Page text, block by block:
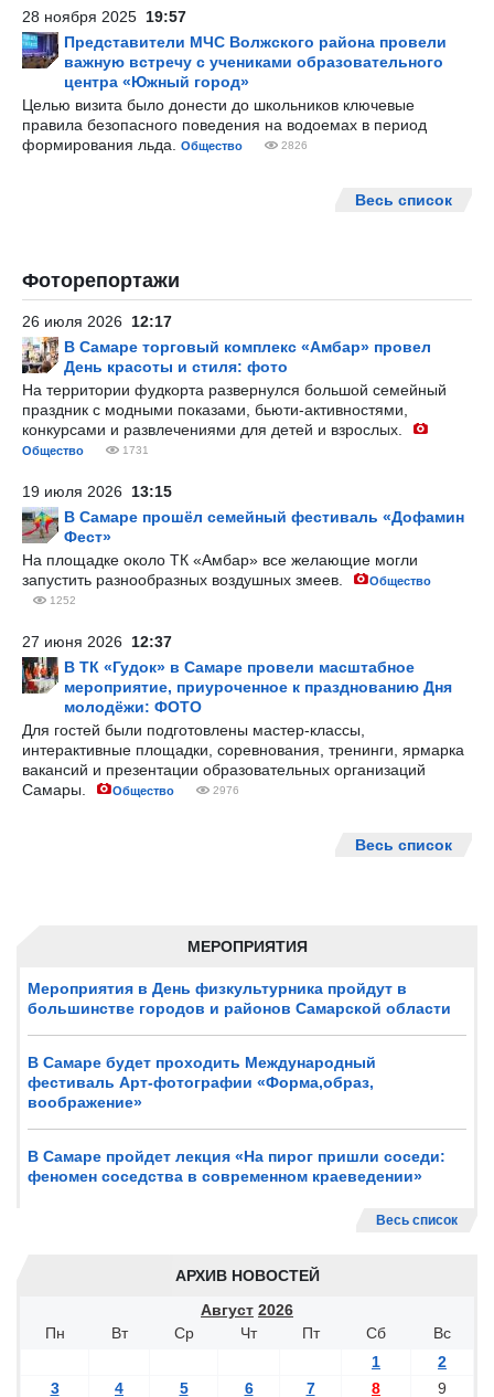
МЕРОПРИЯТИЯ
Мероприятия в День физкультурника пройдут в
большинстве городов и районов Самарской области
В Самаре будет проходить Международный
фестиваль Арт-фотографии «Форма,образ,
воображение»
В Самаре пройдет лекция «На пирог пришли соседи:
феномен соседства в современном краеведении»
Весь список
АРХИВ НОВОСТЕЙ
Август 2026
Пн
Вт Ср Чт Пт Сб
Вс
1
2
3
4 5 6 7 8 9
28 ноября 2025 19:57
Представители МЧС Волжского района провели
важную встречу с учениками образовательного
центра «Южный город»
Целью визита было донести до школьников ключевые
правила безопасного поведения на водоемах в период
формирования льда.
Общество 2826
Весь список
Фоторепортажи
26 июля 2026 12:17
В Самаре торговый комплекс «Амбар» провел
День красоты и стиля: фото
На территории фудкорта развернулся большой семейный
праздник с модными показами, бьюти-активностями,
конкурсами и развлечениями для детей и взрослых.
Общество 1731
19 июля 2026 13:15
В Самаре прошёл семейный фестиваль «Дофамин
Фест»
На площадке около ТК «Амбар» все желающие могли
запустить разнообразных воздушных змеев.
Общество
1252
27 июня 2026 12:37
В ТК «Гудок» в Самаре провели масштабное
мероприятие, приуроченное к празднованию Дня
молодёжи: ФОТО
Для гостей были подготовлены мастер-классы,
интерактивные площадки, соревнования, тренинги, ярмарка
вакансий и презентации образовательных организаций
Самары.
Общество 2976
Весь список